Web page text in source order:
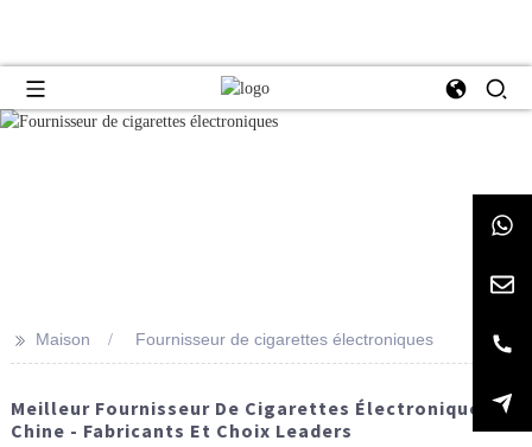
>> Maison Fournisseur de cigarettes électroniques
Meilleur Fournisseur De Cigarettes Électroniques En
Chine - Fabricants Et Choix Leaders